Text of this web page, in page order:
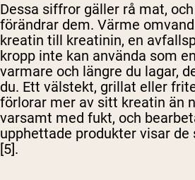
Dessa siffror gäller rå mat,
förändrar dem. Värme
kreatin till kreatinin, en
kropp inte kan använda som
varmare och längre du lagar,
du. Ett välstekt, grillat eller
förlorar mer av sitt kreatin än
varsamt med fukt, och
upphettade produkter visar
[5].